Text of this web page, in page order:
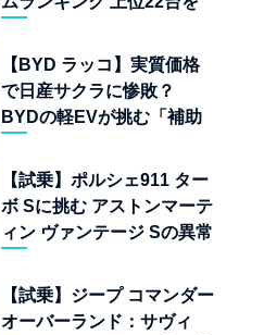
【BYD ラッコ】実質価格
で日産サクラに惨敗？
BYDの軽EVが挑む「補助
界
【試乗】ポルシェ911 ター
ボ Sに挑む アストンマーテ
ィン ヴァンテージ Sの異常
狂気
【試乗】ジープ コマンダー
オーバーランド：サヴィ